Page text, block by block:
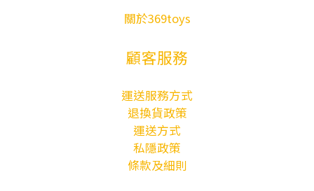
關於369toys
顧客服務
運送服務方式
退換貨政策
運送方式
私隱政策
條款及細則